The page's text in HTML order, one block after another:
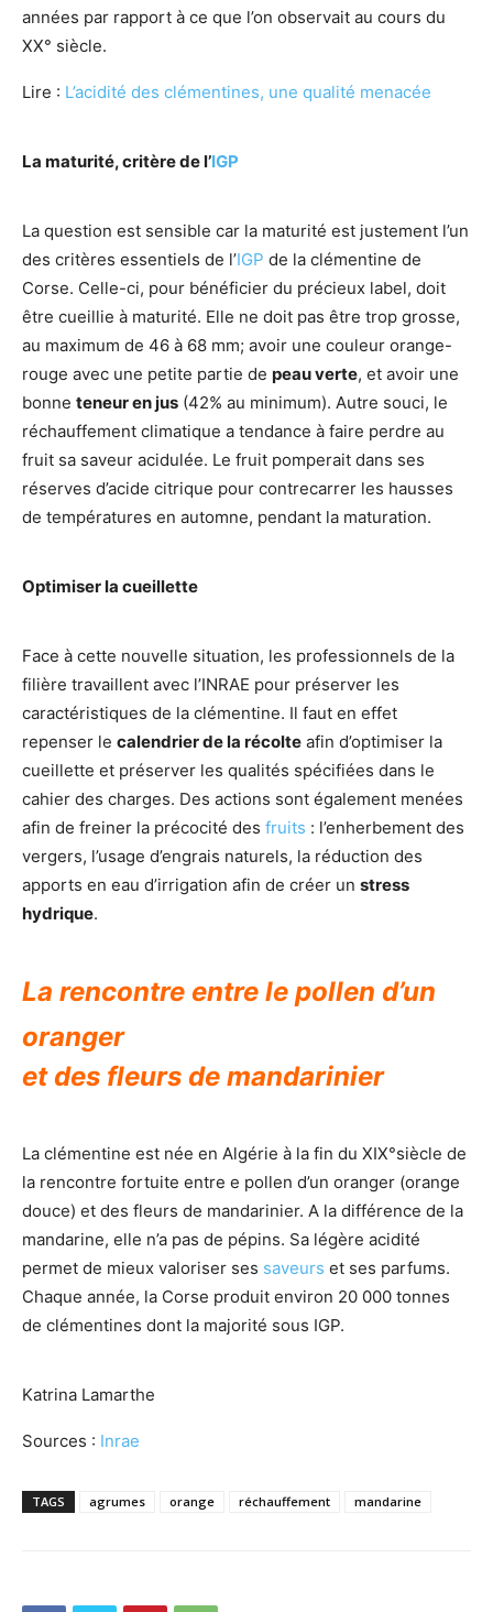
années par rapport à ce que l’on observait au cours du
XX° siècle.
Lire : L’acidité des clémentines, une qualité menacée
La maturité, critère de l’IGP
La question est sensible car la maturité est justement l’un
des critères essentiels de l’IGP de la clémentine de
Corse. Celle-ci, pour bénéficier du précieux label, doit
être cueillie à maturité. Elle ne doit pas être trop grosse,
au maximum de 46 à 68 mm; avoir une couleur orange-
rouge avec une petite partie de peau verte, et avoir une
bonne teneur en jus (42% au minimum). Autre souci, le
réchauffement climatique a tendance à faire perdre au
fruit sa saveur acidulée. Le fruit pomperait dans ses
réserves d’acide citrique pour contrecarrer les hausses
de températures en automne, pendant la maturation.
Optimiser la cueillette
Face à cette nouvelle situation, les professionnels de la
filière travaillent avec l’INRAE pour préserver les
caractéristiques de la clémentine. Il faut en effet
repenser le calendrier de la récolte afin d’optimiser la
cueillette et préserver les qualités spécifiées dans le
cahier des charges. Des actions sont également menées
afin de freiner la précocité des fruits : l’enherbement des
vergers, l’usage d’engrais naturels, la réduction des
apports en eau d’irrigation afin de créer un stress
hydrique.
La rencontre entre le pollen d’un
oranger
et des fleurs de mandarinier
La clémentine est née en Algérie à la fin du XIX°siècle de
la rencontre fortuite entre e pollen d’un oranger (orange
douce) et des fleurs de mandarinier. A la différence de la
mandarine, elle n’a pas de pépins. Sa légère acidité
permet de mieux valoriser ses saveurs et ses parfums.
Chaque année, la Corse produit environ 20 000 tonnes
de clémentines dont la majorité sous IGP.
Katrina Lamarthe
Sources : Inrae
TAGS agrumes orange réchauffement mandarine